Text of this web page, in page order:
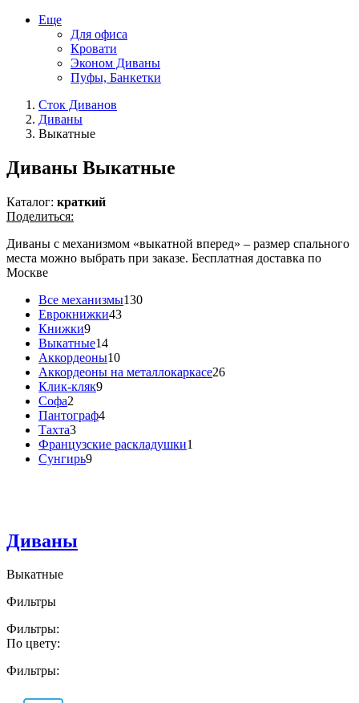
Еще
Для офиса
Кровати
Эконом Диваны
Пуфы, Банкетки
Сток Диванов
Диваны
Выкатные
Диваны Выкатные
Каталог: краткий
Поделиться:
Диваны с механизмом «выкатной вперед» – размер спального
места можно выбрать при заказе. Бесплатная доставка по
Москве
Все механизмы130
Еврокнижки43
Книжки9
Выкатные14
Аккордеоны10
Аккордеоны на металлокаркасе26
Клик-кляк9
Софа2
Пантограф4
Тахта3
Французские раскладушки1
Сунгирь9
Диваны
Выкатные
Фильтры
Фильтры:
По цвету:
Фильтры: